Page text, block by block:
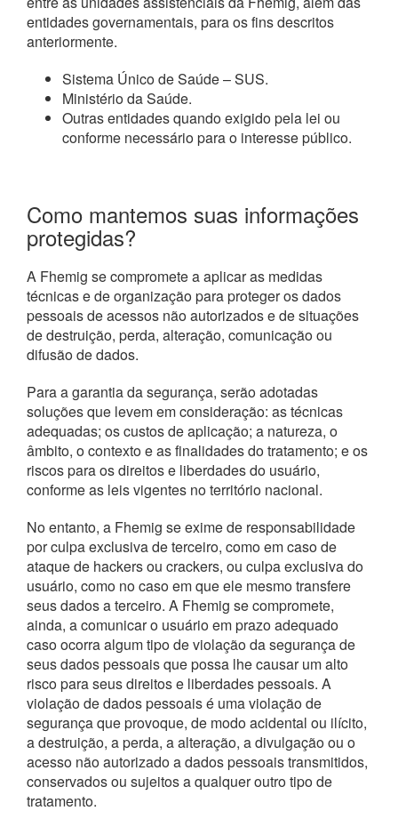
entidades governamentais, para os fins descritos
anteriormente.
Sistema Único de Saúde – SUS.
Ministério da Saúde.
Outras entidades quando exigido pela lei ou
conforme necessário para o interesse público.
Como mantemos suas informações
protegidas?
A Fhemig se compromete a aplicar as medidas
técnicas e de organização para proteger os dados
pessoais de acessos não autorizados e de situações
de destruição, perda, alteração, comunicação ou
difusão de dados.
Para a garantia da segurança, serão adotadas
soluções que levem em consideração: as técnicas
adequadas; os custos de aplicação; a natureza, o
âmbito, o contexto e as finalidades do tratamento; e os
riscos para os direitos e liberdades do usuário,
conforme as leis vigentes no território nacional.
No entanto, a Fhemig se exime de responsabilidade
por culpa exclusiva de terceiro, como em caso de
ataque de hackers ou crackers, ou culpa exclusiva do
usuário, como no caso em que ele mesmo transfere
seus dados a terceiro. A Fhemig se compromete,
ainda, a comunicar o usuário em prazo adequado
caso ocorra algum tipo de violação da segurança de
seus dados pessoais que possa lhe causar um alto
risco para seus direitos e liberdades pessoais. A
violação de dados pessoais é uma violação de
segurança que provoque, de modo acidental ou ilícito,
a destruição, a perda, a alteração, a divulgação ou o
acesso não autorizado a dados pessoais transmitidos,
conservados ou sujeitos a qualquer outro tipo de
tratamento.